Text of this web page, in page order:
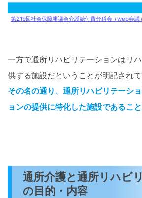
第219回社会保障審議会介護給付費分科会（web会議
一方で通所リハビリテーションはリ
供する施設だということが明記されて
その名の通り、通所リハビリテーシ
ョンの提供に特化した施設であること
通所介護と通所リハビ
の目的・内容